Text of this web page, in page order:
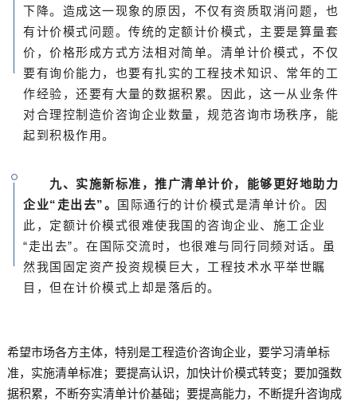
下降。造成这一现象的原因，不仅有资质取消问题，也
有计价模式问题。传统的定额计价模式，主要是算量套
价，价格形成方式方法相对简单。清单计价模式，不仅
要有询价能力，也要有扎实的工程技术知识、常年的工
作经验，还要有大量的数据积累。因此，这一从业条件
对合理控制造价咨询企业数量，规范咨询市场秩序，能
起到积极作用。
九、实施新标准，推广清单计价，能够更好地助力
企业“走出去”。 国际通行的计价模式是清单计价。因
此，定额计价模式很难使我国的咨询企业、施工企业
“走出去”。在国际交流时，也很难与同行同频对话。虽
然我国固定资产投资规模巨大，工程技术水平举世瞩
目，但在计价模式上却是落后的。
希望市场各方主体，特别是工程造价咨询企业，要学习清单标
准，实施清单标准；要提高认识，加快计价模式转变；要加强数
据积累，不断夯实清单计价基础；要提高能力，不断提升咨询成